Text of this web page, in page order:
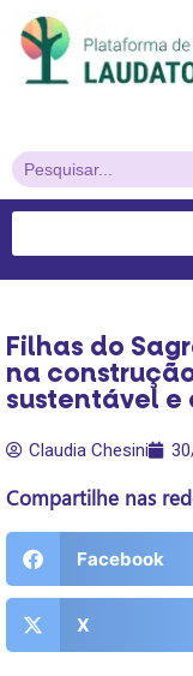
Filhas do
na
sustentável
Claudia Chesini
Compartilhe nas
Facebook
X